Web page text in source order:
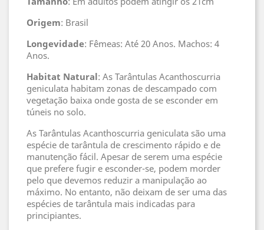
Origem: Brasil
Longevidade: Fêmeas: Até 20 Anos. Machos: 4
Anos.
Habitat Natural: As Tarântulas Acanthoscurria
geniculata habitam zonas de descampado com
vegetação baixa onde gosta de se esconder em
túneis no solo.
As Tarântulas Acanthoscurria geniculata são uma
espécie de tarântula de crescimento rápido e de
manutenção fácil. Apesar de serem uma espécie
que prefere fugir e esconder-se, podem morder
pelo que devemos reduzir a manipulação ao
máximo. No entanto, não deixam de ser uma das
espécies de tarântula mais indicadas para
principiantes.